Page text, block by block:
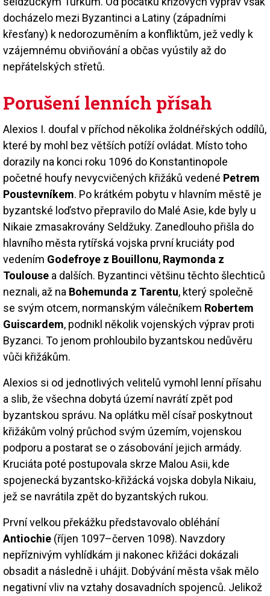
docházelo mezi Byzantinci a Latiny (západními
křesťany) k nedorozuměním a konfliktům, jež vedly k
vzájemnému obviňování a občas vyústily až do
nepřátelských střetů.
Porušení lenních přísah
Alexios I. doufal v příchod několika žoldnéřských oddílů,
které by mohl bez větších potíží ovládat. Místo toho
dorazily na konci roku 1096 do Konstantinopole
početné houfy nevycvičených křižáků vedené Petrem
Poustevníkem. Po krátkém pobytu v hlavním městě je
byzantské loďstvo přepravilo do Malé Asie, kde byly u
Nikaie zmasakrovány Seldžuky. Zanedlouho přišla do
hlavního města rytířská vojska první kruciáty pod
vedením Godefroye z Bouillonu, Raymonda z
Toulouse a dalších. Byzantinci většinu těchto šlechticů
neznali, až na Bohemunda z Tarentu, který společně
se svým otcem, normanským válečníkem Robertem
Guiscardem, podnikl několik vojenských výprav proti
Byzanci. To jenom prohloubilo byzantskou nedůvěru
vůči křižákům.
Alexios si od jednotlivých velitelů vymohl lenní přísahu
a slib, že všechna dobytá území navrátí zpět pod
byzantskou správu. Na oplátku měl císař poskytnout
křižákům volný průchod svým územím, vojenskou
podporu a postarat se o zásobování jejich armády.
Kruciáta poté postupovala skrze Malou Asii, kde
spojenecká byzantsko-křižácká vojska dobyla Nikaiu,
jež se navrátila zpět do byzantských rukou.
První velkou překážku představovalo obléhání
Antiochie (říjen 1097–červen 1098). Navzdory
nepříznivým vyhlídkám ji nakonec křižáci dokázali
obsadit a následně i uhájit. Dobývání města však mělo
negativní vliv na vztahy dosavadních spojenců. Jelikož